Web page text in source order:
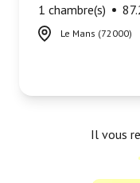
1 chambre(s)
Le Mans (72000)
Il vous